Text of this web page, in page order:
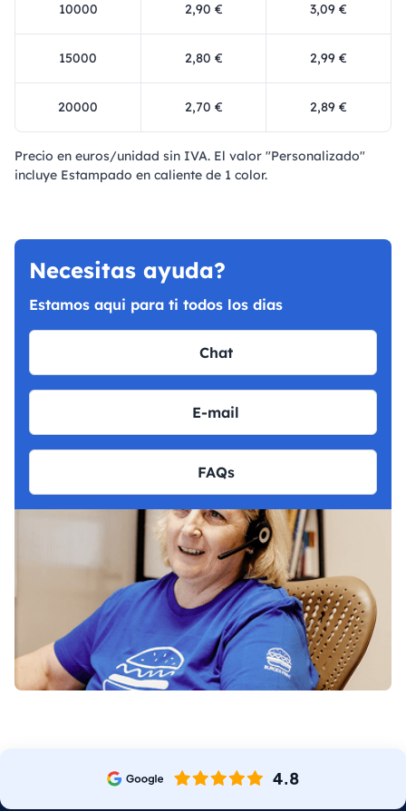
10000 2,90 € 3,09 €
15000 2,80 € 2,99 €
20000 2,70 € 2,89 €
Precio en euros/unidad sin IVA. El valor "Personalizado"
incluye Estampado en caliente de 1 color.
Necesitas ayuda?
Estamos aqui para ti todos los dias
Chat
E-mail
FAQs